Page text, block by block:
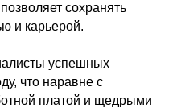
сохранять
и карьерой.
успешных
что наравне с
платой и щедрыми